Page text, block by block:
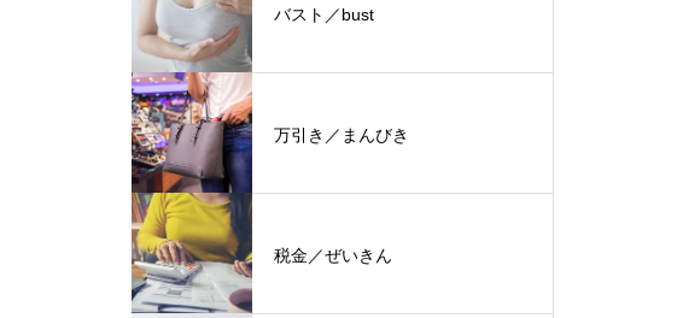
バスト／bust
万引き／まんびき
税金／ぜいきん